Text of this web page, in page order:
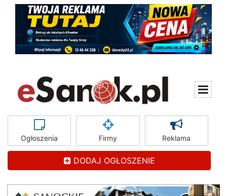
Ogłoszenia Firmy Reklama
DODAJ OGŁOSZENIE